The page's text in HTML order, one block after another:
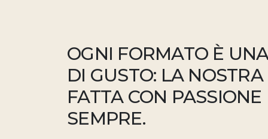
OGNI FORMATO È
DI GUSTO: LA NOSTRA
FATTA CON PASSIONE
SEMPRE.